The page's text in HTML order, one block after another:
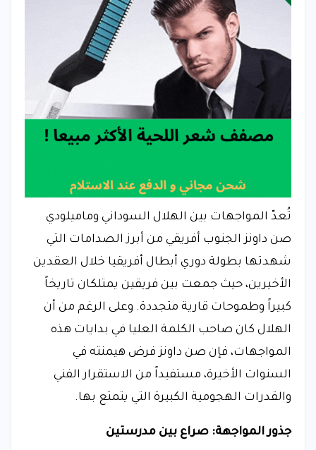
تُعدّ المواجهات بين الهلال السوداني وماميلودي
صن داونز الجنوب أفريقي من أبرز الصدامات التي
شهدتها بطولة دوري أبطال أفريقيا خلال العقدين
الأخيرين، حيث جمعت بين فريقين يمتلكان تاريخاً
كبيراً وطموحات قارية متجددة. وعلى الرغم من أن
الهلال كان صاحب الكلمة العليا في بدايات هذه
المواجهات، فإن صن داونز فرض هيمنته في
السنوات الأخيرة، مستفيداً من الاستقرار الفني
والقدرات الهجومية الكبيرة التي يتمتع بها.
جذور المواجهة: صراع بين مدرستين